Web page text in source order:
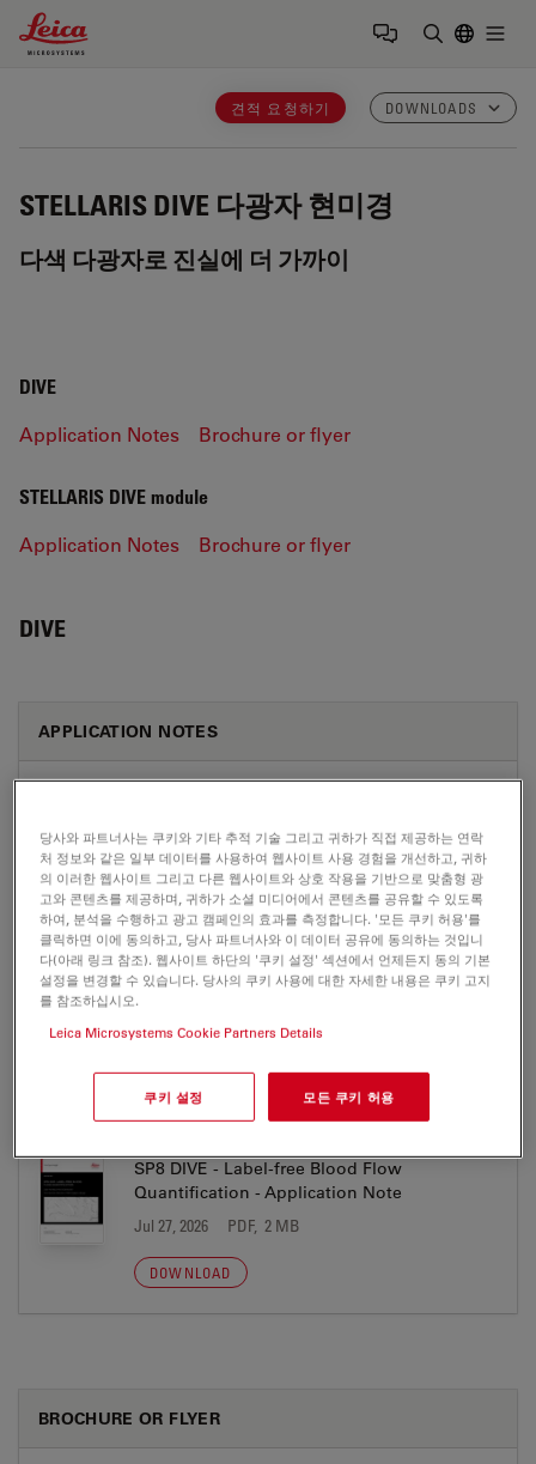
Leica Microsystems Logo
견적 요청하기 DOWNLOADS
STELLARIS DIVE 다광자 현미경
다색 다광자로 진실에 더 가까이
DIVE
Application Notes Brochure or flyer
STELLARIS DIVE module
Application Notes Brochure or flyer
DIVE
APPLICATION NOTES
Jul 27, 2026 PDF, 3 MB
DOWNLOAD
Metabolic Imaging Combining Multiphoton
and Fluorescence Lifetime Imaging -
DOWNLOAD
SP8 DIVE - Label-free Blood Flow
Quantification - Application Note
Jul 27, 2026 PDF, 2 MB
DOWNLOAD
BROCHURE OR FLYER
당사와 파트너사는 쿠키와 기타 추적 기술 그리고 귀하가 직접 제공하는 연락
처 정보와 같은 일부 데이터를 사용하여 웹사이트 사용 경험을 개선하고, 귀하
의 이러한 웹사이트 그리고 다른 웹사이트와 상호 작용을 기반으로 맞춤형 광
고와 콘텐츠를 제공하며, 귀하가 소셜 미디어에서 콘텐츠를 공유할 수 있도록
하여, 분석을 수행하고 광고 캠페인의 효과를 측정합니다. '모든 쿠키 허용'를
클릭하면 이에 동의하고, 당사 파트너사와 이 데이터 공유에 동의하는 것입니
다(아래 링크 참조). 웹사이트 하단의 '쿠키 설정' 섹션에서 언제든지 동의 기본
설정을 변경할 수 있습니다. 당사의 쿠키 사용에 대한 자세한 내용은 쿠키 고지
를 참조하십시오.
Leica Microsystems Cookie Partners Details
쿠키 설정 모든 쿠키 허용